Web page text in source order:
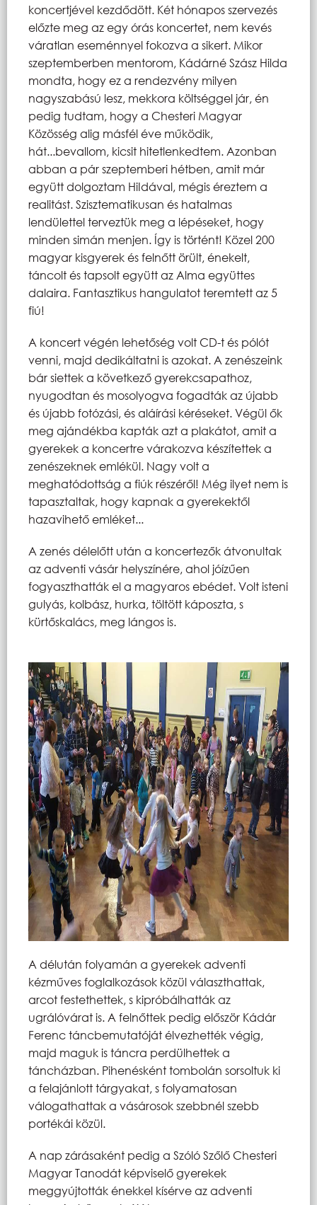
koncertjével kezdődött. Két hónapos szervezés
előzte meg az egy órás koncertet, nem kevés
váratlan eseménnyel fokozva a sikert. Mikor
szeptemberben mentorom, Kádárné Szász Hilda
mondta, hogy ez a rendezvény milyen
nagyszabású lesz, mekkora költséggel jár, én
pedig tudtam, hogy a Chesteri Magyar
Közösség alig másfél éve működik,
hát...bevallom, kicsit hitetlenkedtem. Azonban
abban a pár szeptemberi hétben, amit már
együtt dolgoztam HiIdával, mégis éreztem a
realitást. Szisztematikusan és hatalmas
lendülettel terveztük meg a lépéseket, hogy
minden simán menjen. Így is történt! Közel 200
magyar kisgyerek és felnőtt örült, énekelt,
táncolt és tapsolt együtt az Alma együttes
dalaira. Fantasztikus hangulatot teremtett az 5
fiú!
A koncert végén lehetőség volt CD-t és pólót
venni, majd dedikáltatni is azokat. A zenészeink
bár siettek a következő gyerekcsapathoz,
nyugodtan és mosolyogva fogadták az újabb
és újabb fotózási, és aláírási kéréseket. Végül ők
meg ajándékba kapták azt a plakátot, amit a
gyerekek a koncertre várakozva készítettek a
zenészeknek emlékül. Nagy volt a
meghatódottság a fiúk részéről! Még ilyet nem is
tapasztaltak, hogy kapnak a gyerekektől
hazavihető emléket...
A zenés délelőtt után a koncertezők átvonultak
az adventi vásár helyszínére, ahol jóízűen
fogyaszthatták el a magyaros ebédet. Volt isteni
gulyás, kolbász, hurka, töltött káposzta, s
kürtőskalács, meg lángos is.
A délután folyamán a gyerekek adventi
kézműves foglalkozások közül választhattak,
arcot festethettek, s kipróbálhatták az
ugrálóvárat is. A felnőttek pedig először Kádár
Ferenc táncbemutatóját élvezhették végig,
majd maguk is táncra perdülhettek a
táncházban. Pihenésként tombolán sorsoltuk ki
a felajánlott tárgyakat, s folyamatosan
válogathattak a vásárosok szebbnél szebb
portékái közül.
A nap zárásaként pedig a Szóló Szőlő Chesteri
Magyar Tanodát képviselő gyerekek
meggyújtották énekkel kísérve az adventi